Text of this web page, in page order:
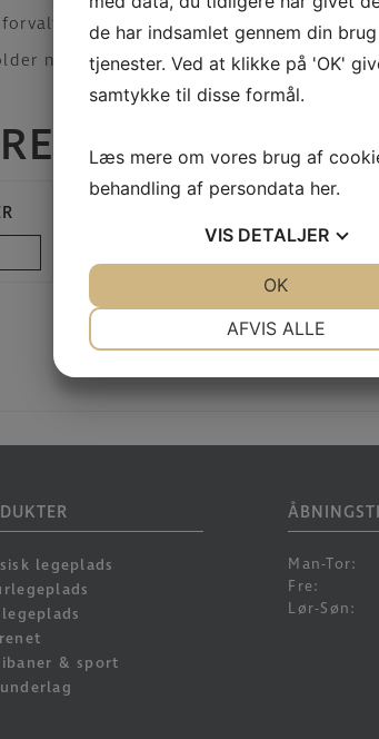
i overensstemmelse med
naturlige olier, der beskytter træet,
9FH HÆNGEBRO
LÆS MERE
legeplads
& sport
Man-Tor:
Fre:
Lør-Søn:
de har indsamlet gennem din
tjenester. Ved at klikke på 'OK'
samtykke til disse formål.
Læs mere om vores brug af
behandling af persondata her.
VIS DETALJER
AFVIS ALLE
OK